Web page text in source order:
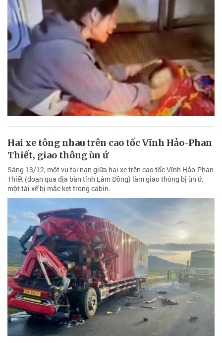
Hai xe tông nhau trên cao tốc Vĩnh Hảo-Phan
Thiết, giao thông ùn ứ
Sáng 13/12, một vụ tai nạn giữa hai xe trên cao tốc Vĩnh Hảo-Phan
Thiết (đoạn qua địa bàn tỉnh Lâm Đồng) làm giao thông bị ùn ứ,
một tài xế bị mắc kẹt trong cabin.